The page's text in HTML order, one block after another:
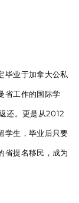
毕业于加拿大公私
省工作的国际学
还。更是从2012
学生，毕业后只要
省提名移民，成为